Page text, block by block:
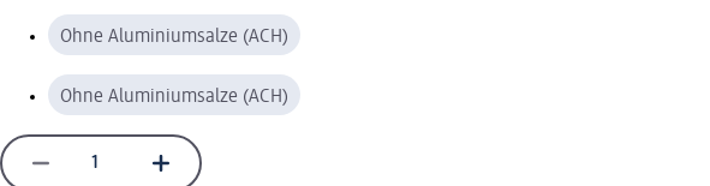
Ohne Aluminiumsalze (ACH)
Ohne Aluminiumsalze (ACH)